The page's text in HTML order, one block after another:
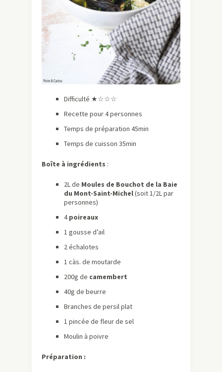
Difficulté ★☆☆☆
Recette pour 4 personnes
Temps de préparation 45min
Temps de cuisson 35min
Boîte à ingrédients :
2L de Moules de Bouchot de la Baie
du Mont-Saint-Michel(soit 1/2L par
personnes)
4poireaux
1 gousse d’ail
2 échalotes
1 càs. de moutarde
200g de camembert
40g de beurre
Branches de persil plat
1 pincée de fleur de sel
Moulin à poivre
Préparation :